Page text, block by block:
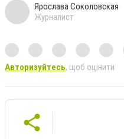
Ярослава Соколовская
Журналист
Авторизуйтесь, щоб оцінити